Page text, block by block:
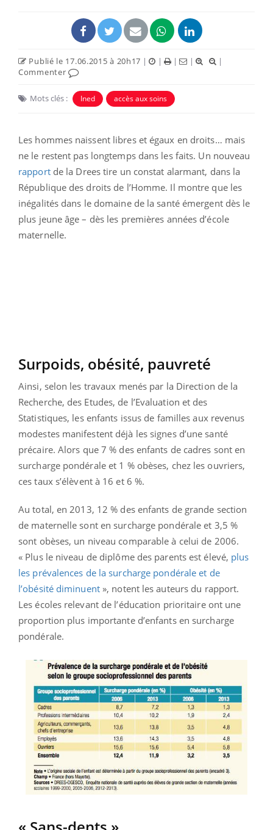
Publié le 17.06.2015 à 20h17 | | | |
|
Commenter
Mots clés : Ined accès aux soins
Les hommes naissent libres et égaux en droits… mais
ne le restent pas longtemps dans les faits. Un nouveau
rapportde la Drees tire un constat alarmant, dans la
République des droits de l’Homme. Il montre que les
inégalités dans le domaine de la santé émergent dès le
plus jeune âge – dès les premières années d’école
maternelle.
Surpoids, obésité, pauvreté
Ainsi, selon les travaux menés par la Direction de la
Recherche, des Etudes, de l’Evaluation et des
Statistiques, les enfants issus de familles aux revenus
modestes manifestent déjà les signes d’une santé
précaire. Alors que 7 % des enfants de cadres sont en
surcharge pondérale et 1 % obèses, chez les ouvriers,
ces taux s’élèvent à 16 et 6 %.
Au total, en 2013, 12 % des enfants de grande section
de maternelle sont en surcharge pondérale et 3,5 %
sont obèses, un niveau comparable à celui de 2006.
« Plus le niveau de diplôme des parents est élevé, plus
les prévalences de la surcharge pondérale et de
l’obésité diminuent », notent les auteurs du rapport.
Les écoles relevant de l’éducation prioritaire ont une
proportion plus importante d’enfants en surcharge
pondérale.